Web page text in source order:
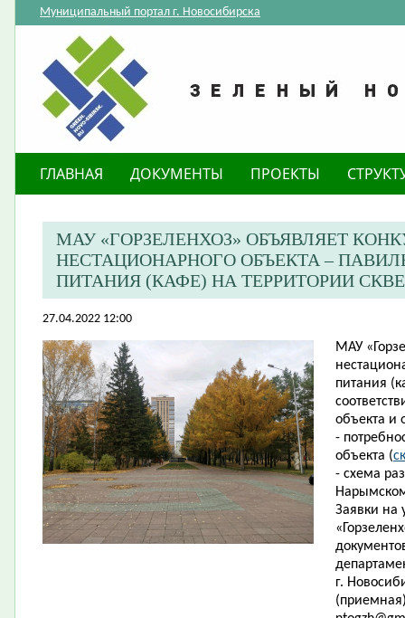
Муниципальный портал г. Новосибирска
ГЛАВНАЯ ДОКУМЕНТЫ ПРОЕКТЫ
МАУ «ГОРЗЕЛЕНХОЗ» ОБЪЯВЛЯЕТ
НЕСТАЦИОНАРНОГО ОБЪЕКТА –
ПИТАНИЯ (КАФЕ) НА ТЕРРИТОРИИ
27.04.2022 12:00
МАУ
питания
объекта и
-
объекта (
- схема
Заявки на
г.